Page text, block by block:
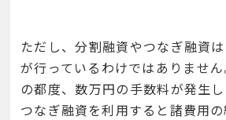
ただし、分割融資やつなぎ融資
が行っているわけではありませ
の都度、数万円の手数料が発生
つなぎ融資を利用すると諸費用